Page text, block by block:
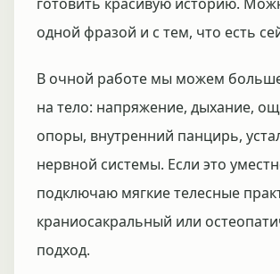
одной фразой и с тем, что есть
В очной работе мы можем
на тело: напряжение, дыхание,
опоры, внутренний панцирь,
нервной системы. Если это
подключаю мягкие телесные
краниосакральный или
подход.